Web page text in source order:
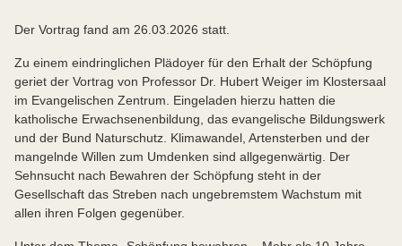
Der Vortrag fand am 26.03.2026 statt.
Zu einem eindringlichen Plädoyer für den Erhalt der Schöpfung
geriet der Vortrag von Professor Dr. Hubert Weiger im Klostersaal
im Evangelischen Zentrum. Eingeladen hierzu hatten die
katholische Erwachsenenbildung, das evangelische Bildungswerk
und der Bund Naturschutz. Klimawandel, Artensterben und der
mangelnde Willen zum Umdenken sind allgegenwärtig. Der
Sehnsucht nach Bewahren der Schöpfung steht in der
Gesellschaft das Streben nach ungebremstem Wachstum mit
allen ihren Folgen gegenüber.